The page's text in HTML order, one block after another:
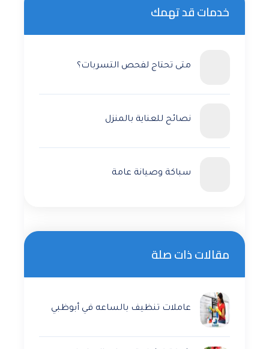
خدمات قد تهمك
متى تحتاج لفحص التسربات؟
نصائح للعناية بالمنزل
سباكة وصيانة عامة
مقالات ذات صلة
عاملات تنظيف بالساعه في أبوظبي